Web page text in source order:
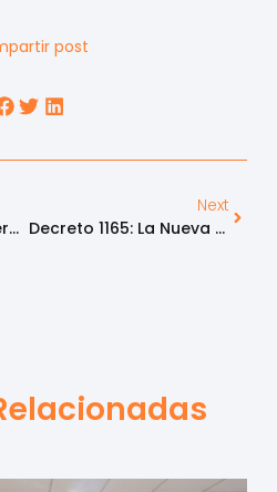
post
Primer Servicio Hotelero Dentro De Una Zona Franca En Colombia
Next
Decreto 1165: La Nueva Era Del Comercio Exterior En Colombia